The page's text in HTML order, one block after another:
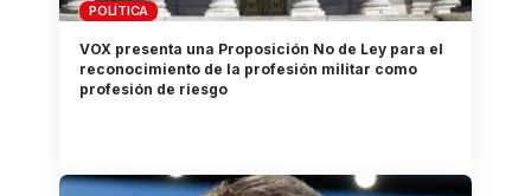
POLÍTICA
VOX presenta una Proposición No de Ley para el
reconocimiento de la profesión militar como
profesión de riesgo